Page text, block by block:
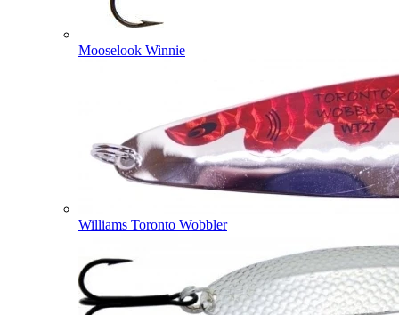
Mooselook Winnie
Williams Toronto Wobbler